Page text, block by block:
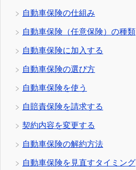
自動車保険の仕組み
自動車保険（任意保険）の種類
自動車保険に加入する
自動車保険の選び方
自動車保険を使う
自賠責保険を請求する
契約内容を変更する
自動車保険の解約方法
自動車保険を見直すタイミング